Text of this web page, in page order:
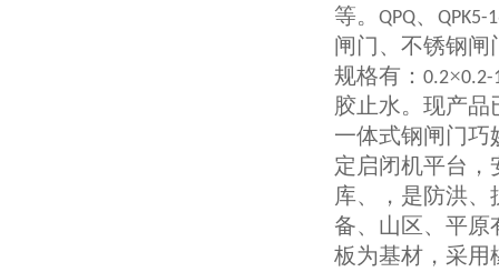
等。 QPQ、 QPK5-
闸门、不锈钢闸
规格有： 0.2×0.2-
胶止水。现产品
一体式钢闸门巧
定启闭机平台，
库、，是防洪
备、山区、平原
板为基材，采用